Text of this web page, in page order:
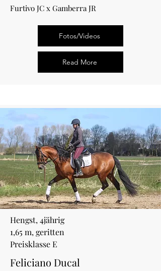
Furtivo JC x Gamberra JR
Fotos/Videos
Read More
Hengst, 4jährig
1,65 m, geritten
Preisklasse E
Feliciano Ducal